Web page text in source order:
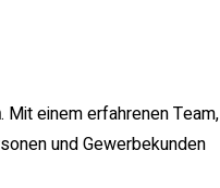
. Mit einem erfahrenen Team,
und Gewerbekunden